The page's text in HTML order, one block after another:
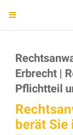
Erbrecht |
Pflichtteil
berät Sie